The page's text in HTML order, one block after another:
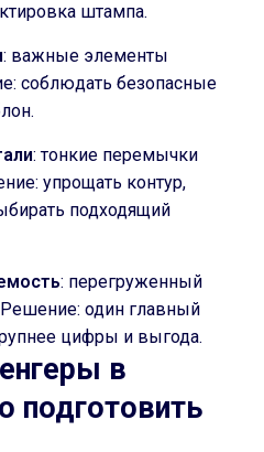
штампа.
: важные элементы
соблюдать безопасные
: тонкие перемычки
упрощать контур,
подходящий
: перегруженный
Решение: один главный
цифры и выгода.
в
подготовить